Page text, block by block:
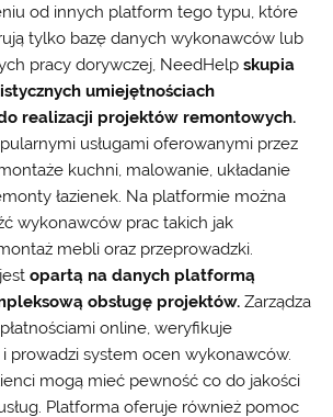
od innych platform tego typu, które
tylko bazę danych wykonawców lub
pracy dorywczej, NeedHelp skupia
umiejętnościach
realizacji projektów remontowych.
usługami oferowanymi przez
kuchni, malowanie, układanie
łazienek. Na platformie można
wykonawców prac takich jak
mebli oraz przeprowadzki.
opartą na danych platformą
obsługę projektów. Zarządza
online, weryfikuje
prowadzi system ocen wykonawców.
mogą mieć pewność co do jakości
Platforma oferuje również pomoc